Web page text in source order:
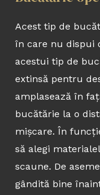
Acest tip de
în care nu dispui
acestui tip de
extinsă pentru
amplasează în
bucătărie la o
mișcare. În
să alegi
scaune. De
gândită bine